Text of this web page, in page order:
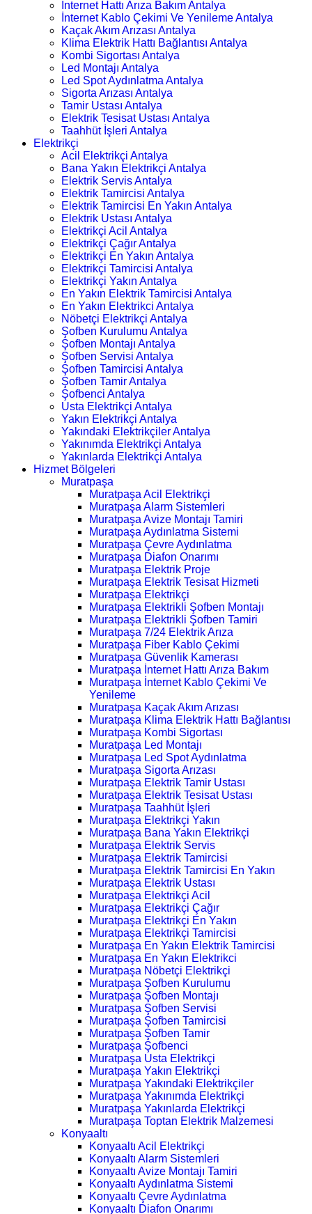
İnternet Hattı Arıza Bakım Antalya
İnternet Kablo Çekimi Ve Yenileme Antalya
Kaçak Akım Arızası Antalya
Klima Elektrik Hattı Bağlantısı Antalya
Kombi Sigortası Antalya
Led Montajı Antalya
Led Spot Aydınlatma Antalya
Sigorta Arızası Antalya
Tamir Ustası Antalya
Elektrik Tesisat Ustası Antalya
Taahhüt İşleri Antalya
Elektrikçi
Acil Elektrikçi Antalya
Bana Yakın Elektrikçi Antalya
Elektrik Servis Antalya
Elektrik Tamircisi Antalya
Elektrik Tamircisi En Yakın Antalya
Elektrik Ustası Antalya
Elektrikçi Acil Antalya
Elektrikçi Çağır Antalya
Elektrikçi En Yakın Antalya
Elektrikçi Tamircisi Antalya
Elektrikçi Yakın Antalya
En Yakın Elektrik Tamircisi Antalya
En Yakın Elektrikci Antalya
Nöbetçi Elektrikçi Antalya
Şofben Kurulumu Antalya
Şofben Montajı Antalya
Şofben Servisi Antalya
Şofben Tamircisi Antalya
Şofben Tamir Antalya
Şofbenci Antalya
Usta Elektrikçi Antalya
Yakın Elektrikçi Antalya
Yakındaki Elektrikçiler Antalya
Yakınımda Elektrikçi Antalya
Yakınlarda Elektrikçi Antalya
Hizmet Bölgeleri
Muratpaşa
Muratpaşa Acil Elektrikçi
Muratpaşa Alarm Sistemleri
Muratpaşa Avize Montajı Tamiri
Muratpaşa Aydınlatma Sistemi
Muratpaşa Çevre Aydınlatma
Muratpaşa Diafon Onarımı
Muratpaşa Elektrik Proje
Muratpaşa Elektrik Tesisat Hizmeti
Muratpaşa Elektrikçi
Muratpaşa Elektrikli Şofben Montajı
Muratpaşa Elektrikli Şofben Tamiri
Muratpaşa 7/24 Elektrik Arıza
Muratpaşa Fiber Kablo Çekimi
Muratpaşa Güvenlik Kamerası
Muratpaşa İnternet Hattı Arıza Bakım
Muratpaşa İnternet Kablo Çekimi Ve
Yenileme
Muratpaşa Kaçak Akım Arızası
Muratpaşa Klima Elektrik Hattı Bağlantısı
Muratpaşa Kombi Sigortası
Muratpaşa Led Montajı
Muratpaşa Led Spot Aydınlatma
Muratpaşa Sigorta Arızası
Muratpaşa Elektrik Tamir Ustası
Muratpaşa Elektrik Tesisat Ustası
Muratpaşa Taahhüt İşleri
Muratpaşa Elektrikçi Yakın
Muratpaşa Bana Yakın Elektrikçi
Muratpaşa Elektrik Servis
Muratpaşa Elektrik Tamircisi
Muratpaşa Elektrik Tamircisi En Yakın
Muratpaşa Elektrik Ustası
Muratpaşa Elektrikçi Acil
Muratpaşa Elektrikçi Çağır
Muratpaşa Elektrikçi En Yakın
Muratpaşa Elektrikçi Tamircisi
Muratpaşa En Yakın Elektrik Tamircisi
Muratpaşa En Yakın Elektrikci
Muratpaşa Nöbetçi Elektrikçi
Muratpaşa Şofben Kurulumu
Muratpaşa Şofben Montajı
Muratpaşa Şofben Servisi
Muratpaşa Şofben Tamircisi
Muratpaşa Şofben Tamir
Muratpaşa Şofbenci
Muratpaşa Usta Elektrikçi
Muratpaşa Yakın Elektrikçi
Muratpaşa Yakındaki Elektrikçiler
Muratpaşa Yakınımda Elektrikçi
Muratpaşa Yakınlarda Elektrikçi
Muratpaşa Toptan Elektrik Malzemesi
Konyaaltı
Konyaaltı Acil Elektrikçi
Konyaaltı Alarm Sistemleri
Konyaaltı Avize Montajı Tamiri
Konyaaltı Aydınlatma Sistemi
Konyaaltı Çevre Aydınlatma
Konyaaltı Diafon Onarımı